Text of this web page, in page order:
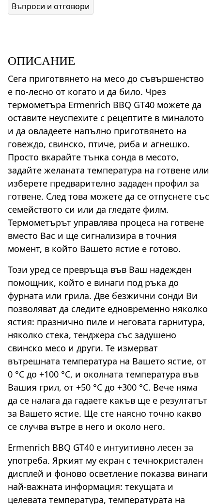
Въпроси и отговори
ОПИСАНИЕ
Сега приготвянето на месо до съвършенство
е по-лесно от когато и да било. Чрез
термометъра Ermenrich BBQ GT40 можете да
оставите неуспехите с рецептите в миналото
и да овладеете напълно приготвянето на
говеждо, свинско, птиче, риба и агнешко.
Просто вкарайте тънка сонда в месото,
задайте желаната температура на готвене или
изберете предварително зададен профил за
готвене. След това можете да се отпуснете със
семейството си или да гледате филм.
Термометърът управлява процеса на готвене
вместо Вас и ще сигнализира в точния
момент, в който Вашето ястие е готово.
Този уред се превръща във Ваш надежден
помощник, който е винаги под ръка до
фурната или грила. Две безжични сонди Ви
позволяват да следите едновременно няколко
ястия: празнично пиле и неговата гарнитура,
няколко стека, тенджера със задушено
свинско месо и други. Те измерват
вътрешната температура на Вашето ястие, от
0 °C до +100 °C, и околната температура във
Вашия грил, от +50 °C до +300 °C. Вече няма
да се налага да гадаете какъв ще е резултатът
за Вашето ястие. Ще сте наясно точно какво
се случва вътре в него и около него.
Ermenrich BBQ GT40 е интуитивно лесен за
употреба. Яркият му екран с течнокристален
дисплей и фоново осветление показва винаги
най-важната информация: текущата и
целевата температура, температурата на